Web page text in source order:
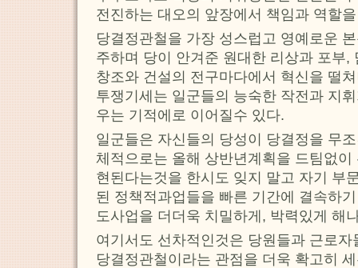
전진하는 대오의 앞장에서 책임과 역할
당결정관철을 가장 성스럽고 영예로운
주하며 당이 안겨준 원대한 리상과 포부,
창조와 건설의 전구마다에서 혁신을 떨
투쟁기세는 일군들의 능숙한 작전과 지
우는 기적에로 이어질수 있다.
일군들은 자신들의 당성이 당결정을 무
체적으로는 올해 상반년계획을 드팀없
현된다는것을 한시도 잊지 말고 자기 부
된 정책적과업들을 빠른 기간에 결속하
도사업을 더더욱 치밀하게, 박력있게 해
여기서도 선차적인것은 당원들과 근로
당결정관철이라는 관점을 더욱 확고히